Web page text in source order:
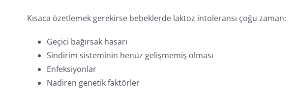
Kısaca özetlemek gerekirse bebeklerde laktoz intoleransı çoğu zaman:
Geçici bağırsak hasarı
Sindirim sisteminin henüz gelişmemiş olması
Enfeksiyonlar
Nadiren genetik faktörler